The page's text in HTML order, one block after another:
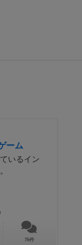
ーム
いるイン
76件